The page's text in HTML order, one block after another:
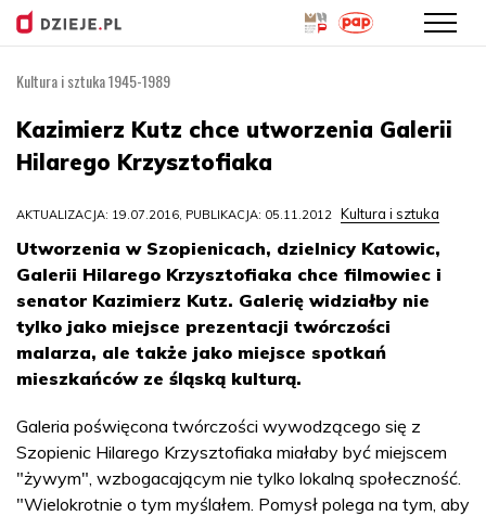
treści
Kultura i sztuka 1945-1989
Kazimierz Kutz chce utworzenia Galerii
Hilarego Krzysztofiaka
AKTUALIZACJA: 19.07.2016, PUBLIKACJA: 05.11.2012 Kultura i sztuka
Utworzenia w Szopienicach, dzielnicy Katowic,
Galerii Hilarego Krzysztofiaka chce filmowiec i
senator Kazimierz Kutz. Galerię widziałby nie
tylko jako miejsce prezentacji twórczości
malarza, ale także jako miejsce spotkań
mieszkańców ze śląską kulturą.
Galeria poświęcona twórczości wywodzącego się z
Szopienic Hilarego Krzysztofiaka miałaby być miejscem
"żywym", wzbogacającym nie tylko lokalną społeczność.
"Wielokrotnie o tym myślałem. Pomysł polega na tym, aby